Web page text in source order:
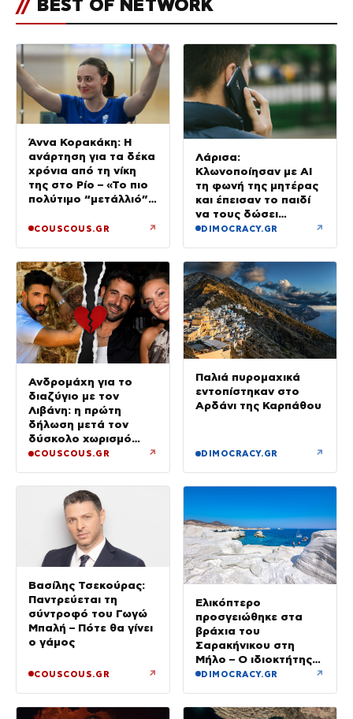
// BEST OF NETWORK
Άννα Κορακάκη: Η
ανάρτηση για τα δέκα
χρόνια από τη νίκη
της στο Ρίο – «Το πιο
πολύτιμο “μετάλλιό”
COUSCOUS.GR ↗
Λάρισα:
Κλωνοποίησαν με AI
τη φωνή της μητέρας
και έπεισαν το παιδί
να τους δώσει
χρήματα και
DIMOCRACY.GR ↗
Ανδρομάχη για το
διαζύγιο με τον
Λιβάνη: η πρώτη
δήλωση μετά τον
δύσκολο χωρισμό
«Όποιος έχει…»
COUSCOUS.GR ↗
Παλιά πυρομαχικά
εντοπίστηκαν στο
Αρδάνι της Καρπάθου
DIMOCRACY.GR ↗
Βασίλης Τσεκούρας:
Παντρεύεται τη
σύντροφό του Γωγώ
Μπαλή – Πότε θα γίνει
ο γάμος
COUSCOUS.GR ↗
Ελικόπτερο
προσγειώθηκε στα
βράχια του
Σαρακήνικου στη
Μήλο – Ο ιδιοκτήτης
κατέβηκε για μπάνιο
DIMOCRACY.GR ↗